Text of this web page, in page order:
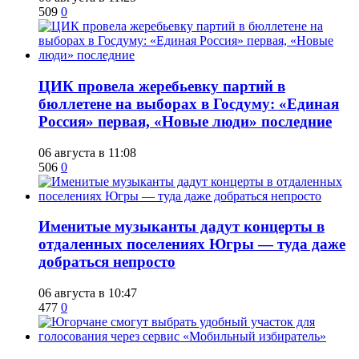
509 0
ЦИК провела жеребьевку партий в
бюллетене на выборах в Госдуму: «Единая
Россия» первая, «Новые люди» последние
06 августа в 11:08
506 0
Именитые музыканты дадут концерты в
отдаленных поселениях Югры — туда даже
добраться непросто
06 августа в 10:47
477 0